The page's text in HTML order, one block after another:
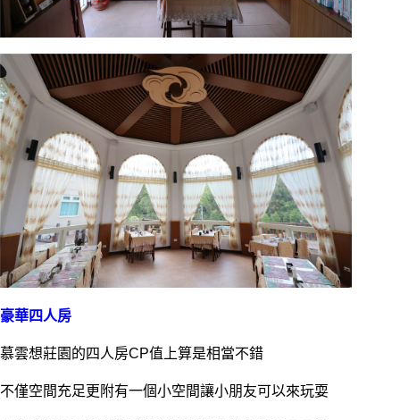
豪華四人房
慕雲想莊園的四人房CP值上算是相當不錯
不僅空間充足更附有一個小空間讓小朋友可以來玩耍